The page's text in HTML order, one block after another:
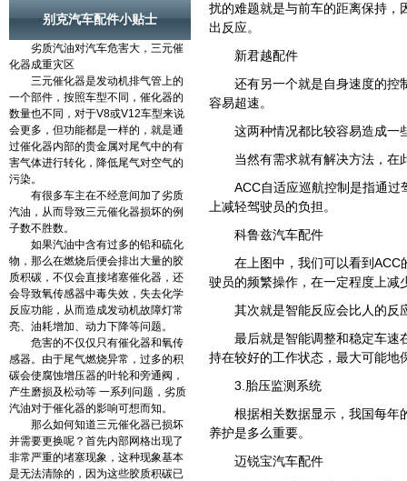
别克汽车配件小贴士
劣质汽油对汽车危害大，三元催
化器成重灾区
三元催化器是发动机排气管上的
一个部件，按照车型不同，催化器的
数量也不同，对于V8或V12车型来说
会更多，但功能都是一样的，就是通
过催化器内部的贵金属对尾气中的有
害气体进行转化，降低尾气对空气的
污染。
有很多车主在不经意间加了劣质
汽油，从而导致三元催化器损坏的例
子数不胜数。
如果汽油中含有过多的铅和硫化
物，那么在燃烧后便会排出大量的胶
质积碳，不仅会直接堵塞催化器，还
会导致氧传感器中毒失效，失去化学
反应功能，从而造成发动机故障灯常
亮、油耗增加、动力下降等问题。
危害的不仅仅只有催化器和氧传
感器。由于尾气燃烧异常，过多的积
碳会使腐蚀增压器的叶轮和旁通阀，
产生磨损及松动等 一系列问题，劣质
汽油对于催化器的影响可想而知。
那么如何知道三元催化器已损坏
并需要更换呢？首先内部网格出现了
非常严重的堵塞现象，这种现象基本
是无法清除的，因为这些胶质积碳已
扰的难题就是与前车的距离保持，
出反应。
新君越配件
还有另一个就是自身速度的控
容易超速。
这两种情况都比较容易造成一
当然有需求就有解决方法，在
ACC自适应巡航控制是指通
上减轻驾驶员的负担。
科鲁兹汽车配件
在上图中，我们可以看到
驶员的频繁操作，在一定程度上减
其次就是智能反应会比人的反
最后就是智能调整和稳定车速
持在较好的工作状态，最大可能地
3.胎压监测系统
根据相关数据显示，我国每年
养护是多么重要。
迈锐宝汽车配件